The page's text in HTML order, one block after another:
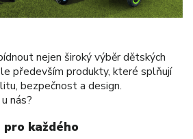
nejen široký výběr dětských
především produkty, které splňují
bezpečnost a design.
nás?
každého